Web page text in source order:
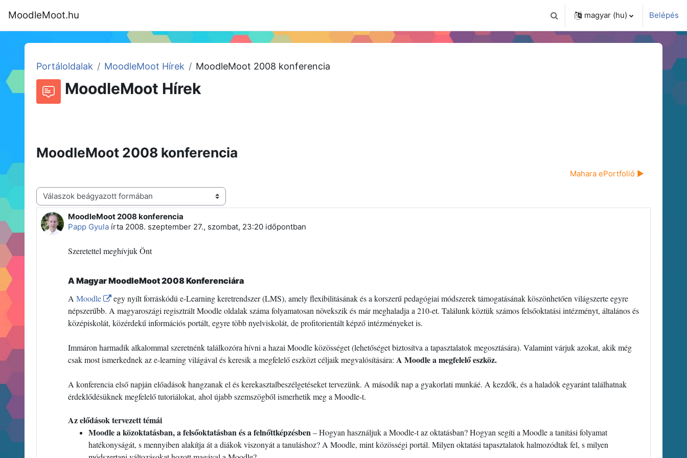
MoodleMoot.hu Keresési bemeneti adatok váltása
magyar ‎(hu)‎ Belépés
Portáloldalak MoodleMoot Hírek MoodleMoot 2008 konferencia
MoodleMoot Hírek
MoodleMoot 2008 konferencia
Mahara ePortfolió ▶︎
Megjelenítési mód
MoodleMoot 2008 konferencia
Papp Gyula írta 2008. szeptember 27., szombat, 23:20 időpontban
Válaszok szám: 0
Szeretettel meghívjuk Önt
A Magyar MoodleMoot 2008 Konferenciára
A Moodle
egy nyílt forráskódú e-Learning keretrendszer (LMS), amely flexibilitásának és a korszerű pedagógiai módszerek támogatásának köszönhetően világszerte egyre
népszerűbb. A magyaroszági regisztrált Moodle oldalak száma folyamatosan növekszik és már meghaladja a 210-et. Találunk köztük számos felsőoktatási intézményt, általános és
középiskolát, közérdekű információs portált, egyre több nyelviskolát, de profitorientált képző intézményeket is.
Immáron harmadik alkalommal szeretnénk találkozóra hívni a hazai Moodle közösséget (lehetőséget biztosítva a tapasztalatok megosztására). Valamint várjuk azokat, akik még
csak most ismerkednek az e-learning világával és keresik a megfelelő eszközt céljaik megvalósítására: A Moodle a megfelelő eszköz.
A konferencia első napján előadások hangzanak el és kerekasztalbeszélgetéseket tervezünk. A második nap a gyakorlati munkáé. A kezdők, és a haladók egyaránt találhatnak
érdeklődésüknek megfelelő tutoriálokat, ahol újabb szemszögből ismerhetik meg a Moodle-t.
Az elődások tervezett témái
Moodle a közoktatásban, afelsőoktatásban és a felnőttképzésben– Hogyan használjuk a Moodle-t az oktatásban? Hogyan segíti a Moodle a tanítási folyamat
hatékonyságát, s mennyiben alakítja át a diákok viszonyát a tanuláshoz? A Moodle, mint közösségi portál. Milyen oktatási tapasztalatok halmozódtak fel, s milyen